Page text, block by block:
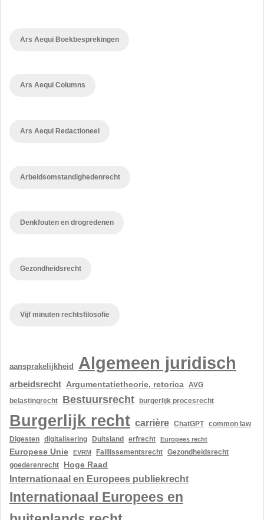
Ars Aequi Boekbesprekingen
Ars Aequi Columns
Ars Aequi Redactioneel
Arbeidsomstandighedenrecht
Denkfouten en drogredenen
Gezondheidsrecht
Vijf minuten rechtsfilosofie
aansprakelijkheid Algemeen juridisch
arbeidsrecht Argumentatietheorie, retorica AVG
belastingrecht Bestuursrecht burgerlijk procesrecht
Burgerlijk recht carrière ChatGPT common law
Digesten
digitalisering Duitsland erfrecht Europees recht
Europese Unie EVRM Faillissementsrecht
Gezondheidsrecht
goederenrecht
Hoge Raad
Internationaal en Europees publiekrecht
Internationaal Europees en